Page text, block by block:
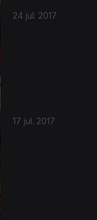
24 jul. 2017
17 jul. 2017